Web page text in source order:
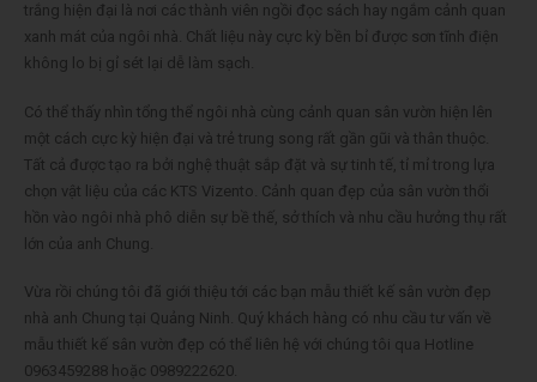
trắng hiện đại là nơi các thành viên ngồi đọc sách hay ngắm cảnh quan
xanh mát của ngôi nhà. Chất liệu này cực kỳ bền bỉ được sơn tĩnh điện
không lo bị gỉ sét lại dễ làm sạch.
Có thể thấy nhìn tổng thể ngôi nhà cùng cảnh quan sân vườn hiện lên
một cách cực kỳ hiện đại và trẻ trung song rất gần gũi và thân thuộc.
Tất cả được tạo ra bởi nghệ thuật sắp đặt và sự tinh tế, tỉ mỉ trong lựa
chọn vật liệu của các KTS Vizento. Cảnh quan đẹp của sân vườn thổi
hồn vào ngôi nhà phô diễn sự bề thế, sở thích và nhu cầu hưởng thụ rất
lớn của anh Chung.
Vừa rồi chúng tôi đã giới thiệu tới các bạn mẫu thiết kế sân vườn đẹp
nhà anh Chung tại Quảng Ninh. Quý khách hàng có nhu cầu tư vấn về
mẫu thiết kế sân vườn đẹp có thể liên hệ với chúng tôi qua Hotline
0963459288 hoặc 0989222620.